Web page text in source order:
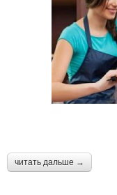
читать дальше →